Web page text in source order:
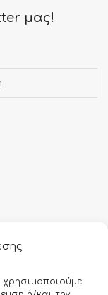
χρησιμοποιούμε
μας!